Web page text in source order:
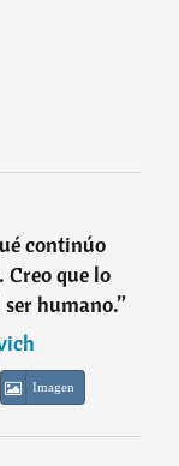
continúo
Creo que lo
humano.”
Imagen